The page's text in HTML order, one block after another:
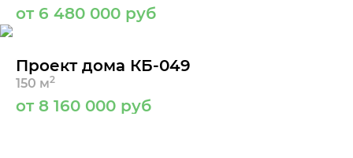
от 6 480 000 руб
Проект дома КБ-049
150 м2
от 8 160 000 руб